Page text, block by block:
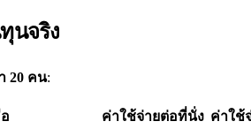
นจริง
20 คน:
ค่าใช้จ่ายต่อที่นั่ง ค่าใช้